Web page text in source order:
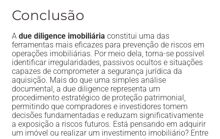
Conclusão
A due diligence imobiliária constitui uma das
ferramentas mais eficazes para prevenção de riscos em
operações imobiliárias. Por meio dela, torna-se possível
identificar irregularidades, passivos ocultos e situações
capazes de comprometer a segurança jurídica da
aquisição. Mais do que uma simples análise
documental, a due diligence representa um
procedimento estratégico de proteção patrimonial,
permitindo que compradores e investidores tomem
decisões fundamentadas e reduzam significativamente
a exposição a riscos futuros. Está pensando em adquirir
um imóvel ou realizar um investimento imobiliário? Entre